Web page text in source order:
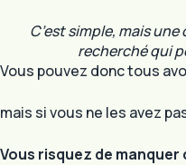
C’est simple, mais
recherché qui
Vous pouvez donc tous
mais si vous ne les avez
Vous risquez de